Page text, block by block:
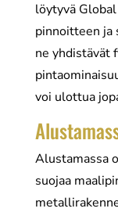
löytyvä
pinnoitteen ja
ne yhdistävät
voi ulottua
Alustamassa
suojaa